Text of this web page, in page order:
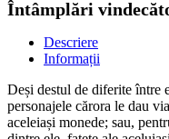
Întâmplări
Descriere
Informații
Deși destul de diferite între
personajele cărora le dau
aceleiași monede; sau,